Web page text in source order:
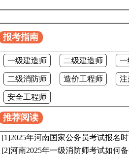
报考指南
一级建造师 二级建造师 一
二级消防师 造价工程师 注
安全工程师
推荐阅读
[1]2025年河南国家公务员考试报名
[2]河南2025年一级消防师考试如何备